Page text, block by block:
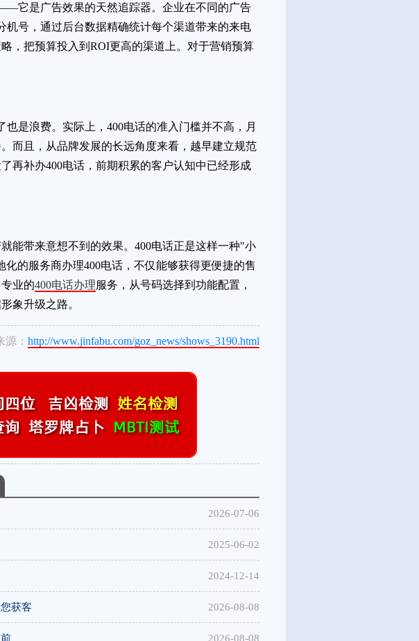
它是广告效果的天然追踪器。企业在不同的广告
机号，通过后台数据精确统计每个渠道带来的来电
，把预算投入到ROI更高的渠道上。对于营销预算
是浪费。实际上，400电话的准入门槛并不高，月
而且，从品牌发展的长远角度来看，越早建立规范
再补办400电话，前期积累的客户认知中已经形成
能带来意想不到的效果。400电话正是这样一种"小
的服务商办理400电话，不仅能够获得更便捷的售
业的400电话办理服务，从号码选择到功能配置，
象升级之路。
源： http://www.jinfabu.com/goz_news/shows_3190.html
2026-07-06
2025-06-02
2024-12-14
获客 2026-08-08
2026-08-08